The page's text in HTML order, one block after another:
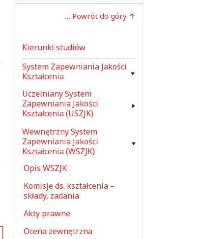
… Powrót do góry
Kierunki studiów
System Zapewniania Jakości
Kształcenia
Uczelniany System
Zapewniania Jakości
Kształcenia (USZJK)
Wewnętrzny System
Zapewniania Jakości
Kształcenia (WSZJK)
Opis WSZJK
Komisje ds. kształcenia –
składy, zadania
Akty prawne
Ocena zewnętrzna